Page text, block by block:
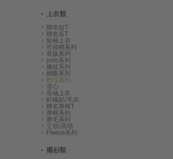
上衣類
聯名短T
聯名長T
短袖上衣
竹節棉系列
長版系列
polo系列
條紋系列
網眼系列
輕涼系列
背心
長袖上衣
針織衫/毛衣
聯名厚棉T
厚棉系列
磨毛系列
立領/高領
Fleece系列
襯衫類